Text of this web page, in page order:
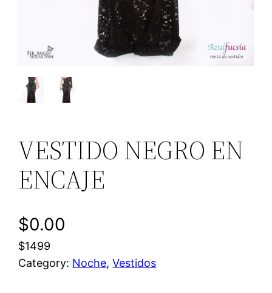
VESTIDO NEGRO EN
ENCAJE
$0.00
$1499
Category: Noche, Vestidos